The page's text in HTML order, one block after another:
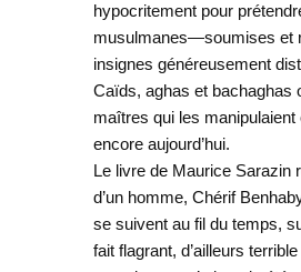
hypocritement pour
musulmanes—soumises et
insignes généreusement
Caïds, aghas et bachaghas
maîtres qui les
encore aujourd’hui.
Le livre de Maurice Sarazin
d’un homme, Chérif
se suivent au fil du temps,
fait flagrant, d’ailleurs